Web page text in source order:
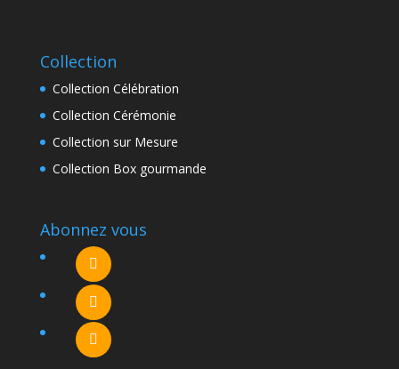
Collection
Collection Célébration
Collection Cérémonie
Collection sur Mesure
Collection Box gourmande
Abonnez vous